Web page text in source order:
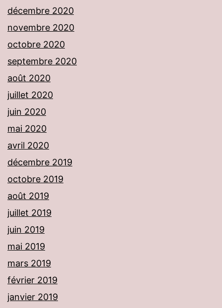
décembre 2020
novembre 2020
octobre 2020
septembre 2020
août 2020
juillet 2020
juin 2020
mai 2020
avril 2020
décembre 2019
octobre 2019
août 2019
juillet 2019
juin 2019
mai 2019
mars 2019
février 2019
janvier 2019